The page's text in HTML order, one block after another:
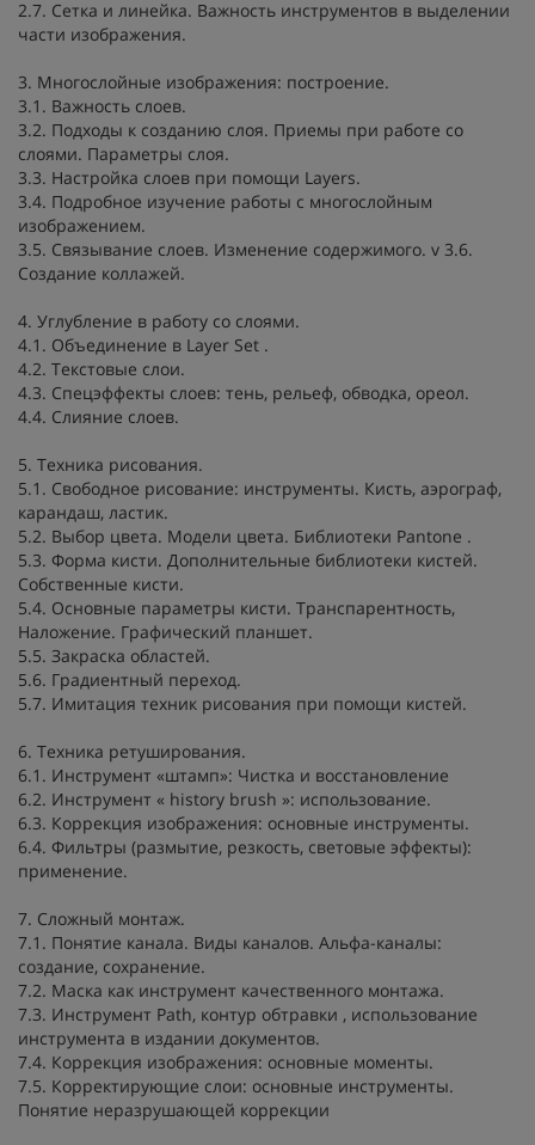
2.7. Сетка и линейка. Важность инструментов в выделении
части изображения.
3. Многослойные изображения: построение.
3.1. Важность слоев.
3.2. Подходы к созданию слоя. Приемы при работе со
слоями. Параметры слоя.
3.3. Настройка слоев при помощи Layers.
3.4. Подробное изучение работы с многослойным
изображением.
3.5. Связывание слоев. Изменение содержимого. v 3.6.
Создание коллажей.
4. Углубление в работу со слоями.
4.1. Объединение в Layer Set .
4.2. Текстовые слои.
4.3. Спецэффекты слоев: тень, рельеф, обводка, ореол.
4.4. Слияние слоев.
5. Техника рисования.
5.1. Свободное рисование: инструменты. Кисть, аэрограф,
карандаш, ластик.
5.2. Выбор цвета. Модели цвета. Библиотеки Pantone .
5.3. Форма кисти. Дополнительные библиотеки кистей.
Собственные кисти.
5.4. Основные параметры кисти. Транспарентность,
Наложение. Графический планшет.
5.5. Закраска областей.
5.6. Градиентный переход.
5.7. Имитация техник рисования при помощи кистей.
6. Техника ретуширования.
6.1. Инструмент «штамп»: Чистка и восстановление
6.2. Инструмент « history brush »: использование.
6.3. Коррекция изображения: основные инструменты.
6.4. Фильтры (размытие, резкость, световые эффекты):
применение.
7. Сложный монтаж.
7.1. Понятие канала. Виды каналов. Альфа-каналы:
создание, сохранение.
7.2. Маска как инструмент качественного монтажа.
7.3. Инструмент Path, контур обтравки , использование
инструмента в издании документов.
7.4. Коррекция изображения: основные моменты.
7.5. Корректирующие слои: основные инструменты.
Понятие неразрушающей коррекции